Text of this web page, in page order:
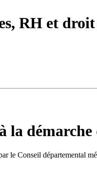
RH et
la
le Conseil départemental